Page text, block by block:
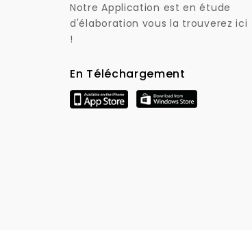
Notre Application est en étude
d'élaboration vous la trouverez ici
!
En Téléchargement